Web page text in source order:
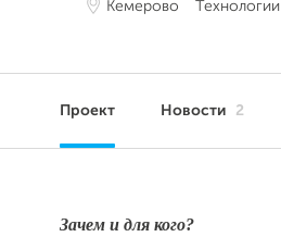
Кемерово Технологии
Проект Новости 2
Зачем и для кого?